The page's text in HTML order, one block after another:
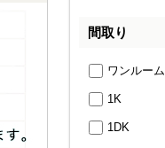
間取り
ワンルーム
1K
1DK